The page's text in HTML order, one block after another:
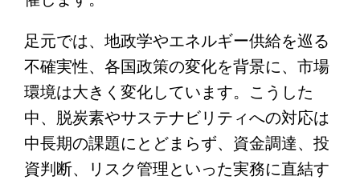
足元では、地政学やエネルギー供給を巡る
不確実性、各国政策の変化を背景に、市場
環境は大きく変化しています。こうした
中、脱炭素やサステナビリティへの対応は
中長期の課題にとどまらず、資金調達、投
資判断、リスク管理といった実務に直結す